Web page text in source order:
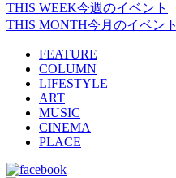
THIS WEEK今週のイベント
THIS MONTH今月のイベント
FEATURE
COLUMN
LIFESTYLE
ART
MUSIC
CINEMA
PLACE